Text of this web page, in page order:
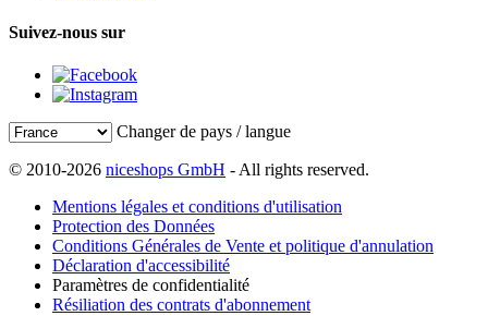
Suivez-nous sur
Changer de pays / langue
© 2010-2026 niceshops GmbH - All rights reserved.
Mentions légales et conditions d'utilisation
Protection des Données
Conditions Générales de Vente et politique d'annulation
Déclaration d'accessibilité
Paramètres de confidentialité
Résiliation des contrats d'abonnement